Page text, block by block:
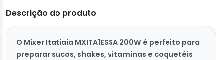
Descrição do produto
O Mixer Itatiaia MXITA1ESSA 200W é perfeito para
preparar sucos, shakes, vitaminas e coquetéis